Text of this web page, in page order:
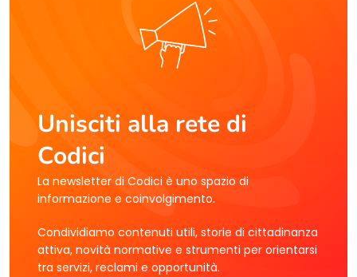
Unisciti alla rete di
Codici
La newsletter di Codici è uno spazio di
informazione e coinvolgimento.
Condividiamo contenuti utili, storie di cittadinanza
attiva, novità normative e strumenti per orientarsi
tra servizi, reclami e opportunità.